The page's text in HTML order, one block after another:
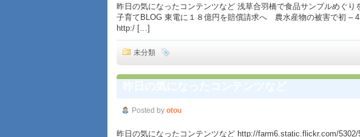
昨日の気になったコンテンツなど 浅草合羽橋で食品サンプルめぐ
子育てBLOG 東電に１８億円を賠償請求へ 農水産物の被害で初 –
http:/ […]
未分類
Posted by otou
昨日の気になったコンテンツなど http://farm6.static.flickr.com/5302/